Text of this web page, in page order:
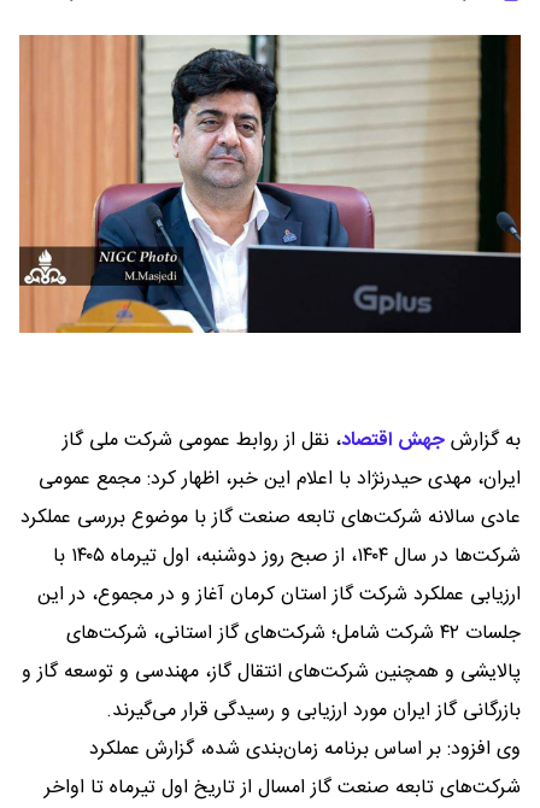
به گزارشجهش اقتصاد، نقل از روابط عمومی شرکت ملی گاز
ایران، مهدی حیدرنژاد با اعلام این خبر، اظهار کرد: مجمع عمومی
عادی سالانه شرکت‌های تابعه صنعت گاز با موضوع بررسی عملکرد
شرکت‌ها در سال ۱۴۰۴، از صبح روز دوشنبه، اول تیرماه ۱۴۰۵ با
ارزیابی عملکرد شرکت گاز استان کرمان آغاز و در مجموع، در این
جلسات ۴۲ شرکت شامل؛ شرکت‌های گاز استانی، شرکت‌های
پالایشی و همچنین شرکت‌های انتقال گاز، مهندسی و توسعه گاز و
بازرگانی گاز ایران مورد ارزیابی و رسیدگی قرار می‌گیرند.
وی افزود: بر اساس برنامه زمان‌بندی شده، گزارش عملکرد
شرکت‌های تابعه صنعت گاز امسال از تاریخ اول تیرماه تا اواخر